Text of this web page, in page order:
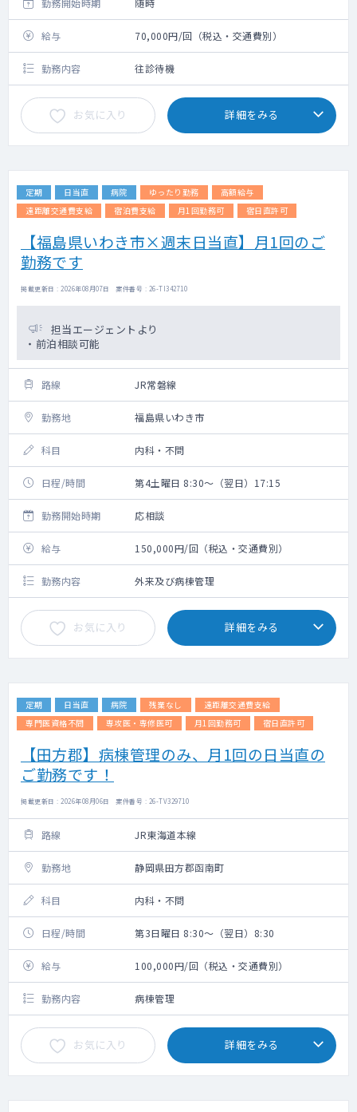
勤務開始時期 随時
給与 70,000円/回（税込・交通費別）
勤務内容 往診待機
お気に入り 詳細をみる
定期 日当直 病院 ゆったり勤務
高額給与
遠距離交通費支給
宿泊費支給 月1回勤務可 宿日直許可
【福島県いわき市×週末日当直】月1回のご
勤務です
掲載更新日 : 2026年08月07日 案件番号 : 26-TI342710
担当エージェントより
・前泊相談可能
路線 JR常磐線
勤務地 福島県いわき市
科目 内科・不問
日程/時間 第4土曜日 8:30～（翌日）17:15
勤務開始時期 応相談
給与 150,000円/回（税込・交通費別）
勤務内容 外来及び病棟管理
お気に入り 詳細をみる
定期 日当直 病院 残業なし
遠距離交通費支給
専門医資格不問
専攻医・専修医可 月1回勤務可 宿日直許可
【田方郡】病棟管理のみ、月1回の日当直の
ご勤務です！
掲載更新日 : 2026年08月06日 案件番号 : 26-TV329710
路線 JR東海道本線
勤務地 静岡県田方郡函南町
科目 内科・不問
日程/時間 第3日曜日 8:30～（翌日）8:30
給与 100,000円/回（税込・交通費別）
勤務内容 病棟管理
お気に入り 詳細をみる